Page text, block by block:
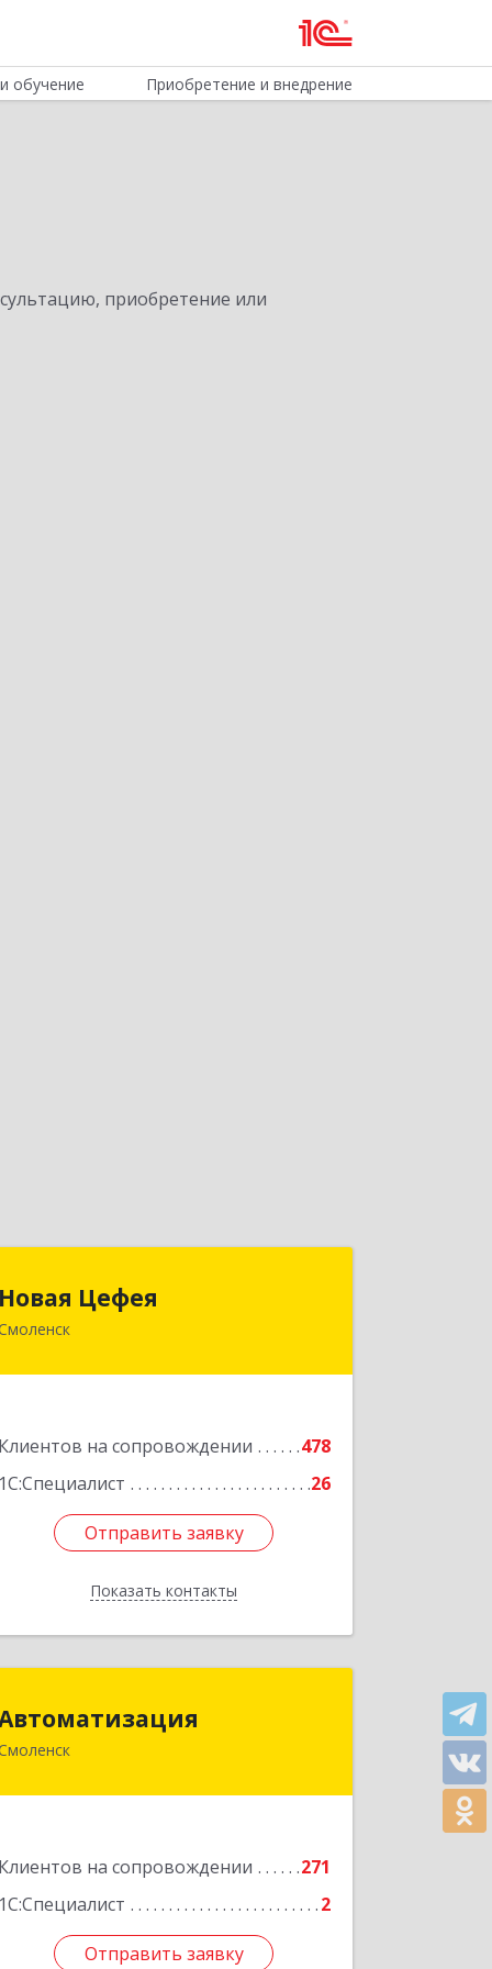
обучение Приобретение и внедрение
приобретение или
Новая Цефея
Клиентов на сопровождении
478
1С:Специалист
26
Отправить заявку
Показать контакты
214018, Смоленская обл, Смоленск г,
Отправить заявку
Назад
Клиентов на сопровождении
271
1С:Специалист
2
Отправить заявку
214019, Смоленская обл, Смоленск г,
Подробнее
Отправить заявку